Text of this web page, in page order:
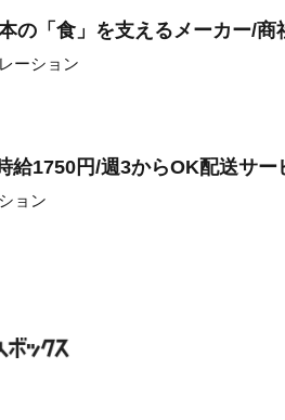
の「食」を支えるメーカー/
ーション
給1750円/週3からOK配送サー
ョン